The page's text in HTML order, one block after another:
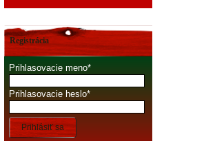
Registrácia
Prihlasovacie meno
Prihlasovacie heslo
Prihlásiť sa